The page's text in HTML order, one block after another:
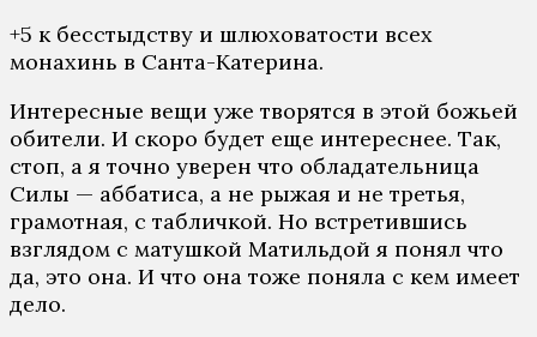
+5 к бесстыдству и шлюховатости всех
монахинь в Санта-Катерина.
Интересные вещи уже творятся в этой божьей
обители. И скоро будет еще интереснее. Так,
стоп, а я точно уверен что обладательница
Силы — аббатиса, а не рыжая и не третья,
грамотная, с табличкой. Но встретившись
взглядом с матушкой Матильдой я понял что
да, это она. И что она тоже поняла с кем имеет
дело.